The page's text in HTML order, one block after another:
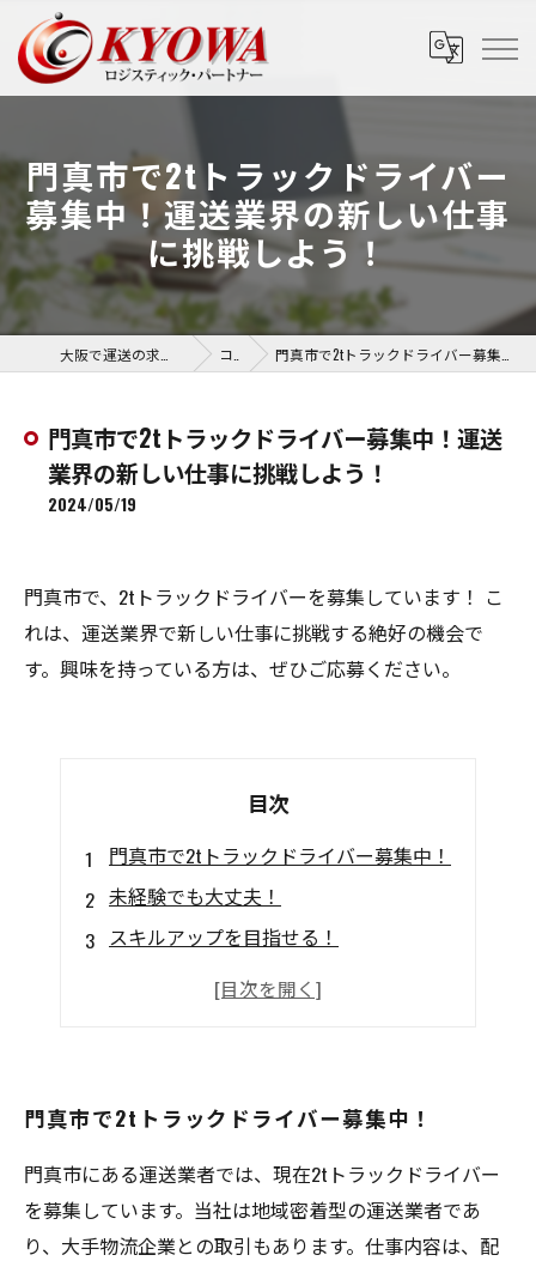
門真市で2tトラックドライバー
募集中！運送業界の新しい仕事
に挑戦しよう！
コラム 門真市で2tトラックドライバー募集中！運送業界の新しい仕事に挑戦しよう！
門真市で2tトラックドライバー募集中！運送
業界の新しい仕事に挑戦しよう！
2024/05/19
門真市で、2tトラックドライバーを募集しています！ こ
れは、運送業界で新しい仕事に挑戦する絶好の機会で
す。興味を持っている方は、ぜひご応募ください。
目次
門真市で2tトラックドライバー募集中！
未経験でも大丈夫！
スキルアップを目指せる！
安定した職場環境で安心！
門真市で2tトラックドライバー募集中！
門真市にある運送業者では、現在2tトラックドライバー
を募集しています。当社は地域密着型の運送業者であ
り、大手物流企業との取引もあります。仕事内容は、配